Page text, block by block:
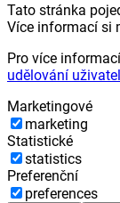
Tato stránka
Více informací si
Pro více
udělování
Marketingové
marketing
Statistické
statistics
Preferenční
preferences